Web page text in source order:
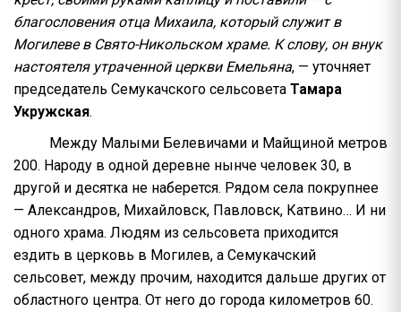
благословения отца Михаила, который служит в
Могилеве в Свято-Никольском храме. К слову, он внук
настоятеля утраченной церкви Емельяна, — уточняет
председатель Семукачского сельсовета Тамара
Укружская.
Между Малыми Белевичами и Майщиной метров
200. Народу в одной деревне нынче человек 30, в
другой и десятка не наберется. Рядом села покрупнее
— Александров, Михайловск, Павловск, Катвино… И ни
одного храма. Людям из сельсовета приходится
ездить в церковь в Могилев, а Семукачский
сельсовет, между прочим, находится дальше других от
областного центра. От него до города километ­ров 60.